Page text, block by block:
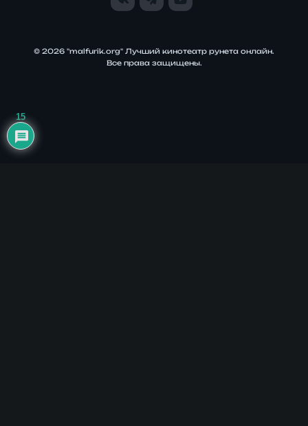
© 2026 "malfurik.org" Лучший кинотеатр рунета онлайн.
Все права защищены.
15